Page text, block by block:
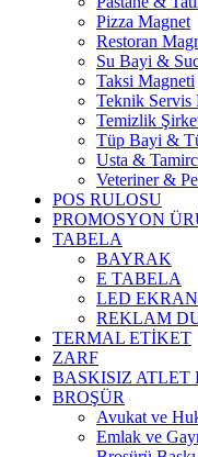
Pizza Magnet
Restoran
Su Bayi &
Taksi Magneti
Teknik Servis
Temizlik
Tüp Bayi &
Usta &
Veteriner &
POS RULOSU
PROMOSYON
TABELA
BAYRAK
E TABELA
LED EKRAN
REKLAM
TERMAL ETİKET
ZARF
BASKISIZ ATLET
BROŞÜR
Avukat ve
Emlak ve